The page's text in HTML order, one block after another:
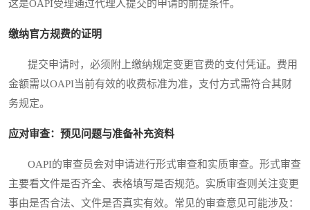
这是OAPI受理通过代理人提交的申请的前提条件。
缴纳官方规费的证明
提交申请时，必须附上缴纳规定变更官费的支付凭证。费用
金额需以OAPI当前有效的收费标准为准，支付方式需符合其财
务规定。
应对审查：预见问题与准备补充资料
OAPI的审查员会对申请进行形式审查和实质审查。形式审查
主要看文件是否齐全、表格填写是否规范。实质审查则关注变更
事由是否合法、文件是否真实有效。常见的审查意见可能涉及：